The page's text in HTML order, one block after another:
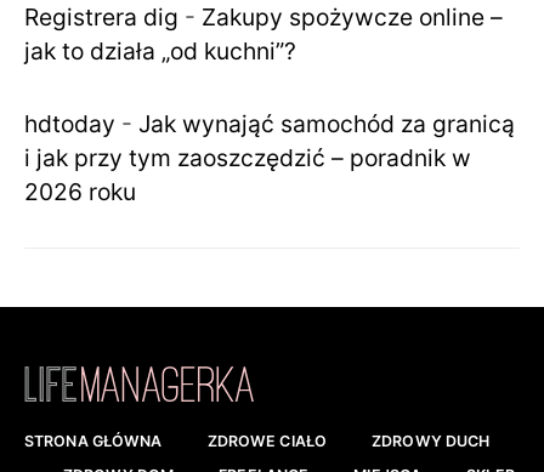
Registrera dig - Zakupy spożywcze online –
jak to działa „od kuchni”?
hdtoday - Jak wynająć samochód za granicą
i jak przy tym zaoszczędzić – poradnik w
2026 roku
STRONA GŁÓWNA ZDROWE CIAŁO
ZDROWY DUCH